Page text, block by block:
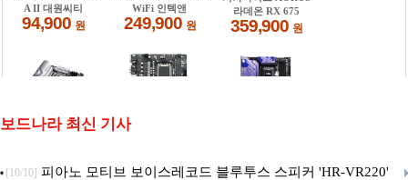
보드나라 최신 기사
[10/10] 피아노 모티브 보이스레코드 블루투스 스피커 'HR-VR220'